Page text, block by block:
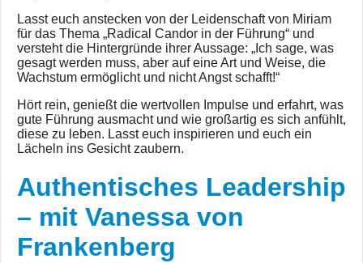
Lasst euch anstecken von der Leidenschaft von Miriam
für das Thema „Radical Candor in der Führung“ und
versteht die Hintergründe ihrer Aussage: „Ich sage, was
gesagt werden muss, aber auf eine Art und Weise, die
Wachstum ermöglicht und nicht Angst schafft!“
Hört rein, genießt die wertvollen Impulse und erfahrt, was
gute Führung ausmacht und wie großartig es sich anfühlt,
diese zu leben. Lasst euch inspirieren und euch ein
Lächeln ins Gesicht zaubern.
Authentisches Leadership
– mit Vanessa von
Frankenberg